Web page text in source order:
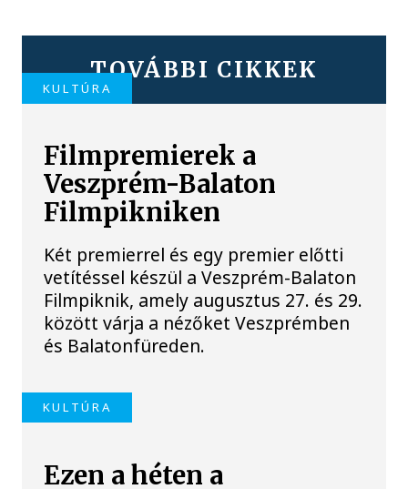
TOVÁBBI CIKKEK
KULTÚRA
Filmpremierek a
Veszprém-Balaton
Filmpikniken
Két premierrel és egy premier előtti
vetítéssel készül a Veszprém-Balaton
Filmpiknik, amely augusztus 27. és 29.
között várja a nézőket Veszprémben
és Balatonfüreden.
KULTÚRA
Ezen a héten a